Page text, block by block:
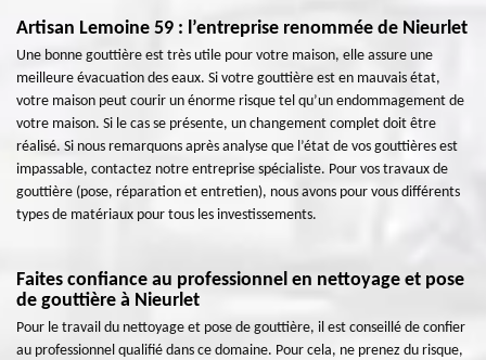
Artisan Lemoine 59 : l’entreprise renommée de Nieurlet
Une bonne gouttière est très utile pour votre maison, elle assure une
meilleure évacuation des eaux. Si votre gouttière est en mauvais état,
votre maison peut courir un énorme risque tel qu’un endommagement de
votre maison. Si le cas se présente, un changement complet doit être
réalisé. Si nous remarquons après analyse que l’état de vos gouttières est
impassable, contactez notre entreprise spécialiste. Pour vos travaux de
gouttière (pose, réparation et entretien), nous avons pour vous différents
types de matériaux pour tous les investissements.
Faites confiance au professionnel en nettoyage et pose
de gouttière à Nieurlet
Pour le travail du nettoyage et pose de gouttière, il est conseillé de confier
au professionnel qualifié dans ce domaine. Pour cela, ne prenez du risque,